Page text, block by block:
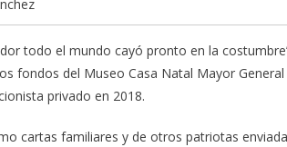
todo el mundo cayó pronto en la
fondos del Museo Casa Natal Mayor General
privado en 2018.
cartas familiares y de otros patriotas